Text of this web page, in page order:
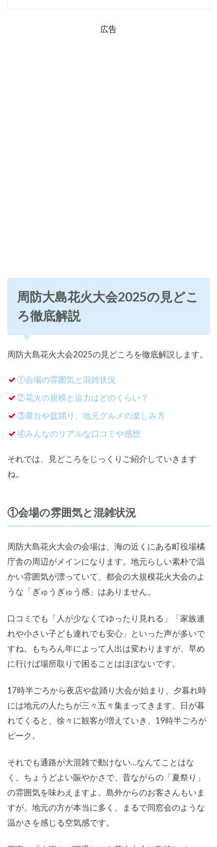
広告
周防大島花火大会2025の見どこ
ろ徹底解説
周防大島花火大会2025の見どころを徹底解説します。
①会場の雰囲気と混雑状況
②花火の規模と迫力はどのくらい？
③屋台や盆踊り、地元グルメの楽しみ方
④みんなのリアルな口コミや感想
それでは、見どころをじっくりご紹介していきます
ね。
①会場の雰囲気と混雑状況
周防大島花火大会の会場は、海の近くにある町役場橘
庁舎の周辺がメインになります。地元らしい素朴で温
かい雰囲気が漂っていて、都会の大規模花火大会のよ
うな「ぎゅうぎゅう感」はありません。
口コミでも「人が少なくてゆったり見れる」「家族連
れや小さい子ども連れでも安心」といった声が多いで
すね。もちろん年によって人出は変わりますが、早め
に行けば場所取りで困ることはほぼないです。
17時半ごろから夜店や盆踊り大会が始まり、夕暮れ時
には地元の人たちが三々五々集まってきます。日が暮
れてくると、徐々に観客が増えていき、19時半ごろが
ピーク。
それでも通路が大混雑で動けない…なんてことはな
く、ちょうどよい賑やかさで、昔ながらの「夏祭り」
の雰囲気を味わえますよ。島外からのお客さんもいま
すが、地元の方が本当に多く、まるで同窓会のような
温かさを感じる空気感です。